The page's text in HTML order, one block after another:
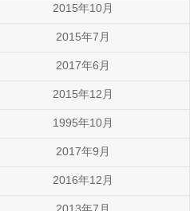
2015年10月
2015年7月
2017年6月
2015年12月
1995年10月
2017年9月
2016年12月